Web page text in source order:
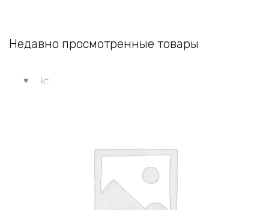
Недавно просмотренные товары